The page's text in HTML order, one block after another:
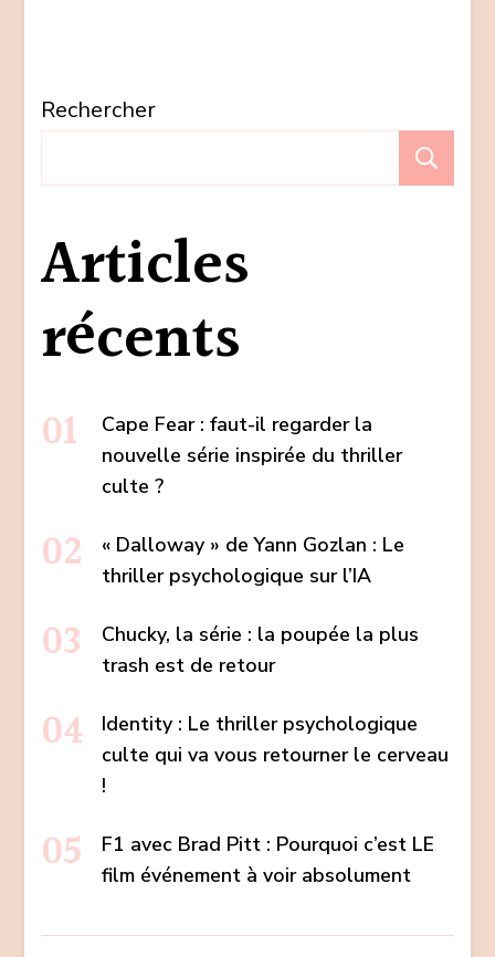
Rechercher
Articles
récents
Cape Fear : faut-il regarder la
nouvelle série inspirée du thriller
culte ?
« Dalloway » de Yann Gozlan : Le
thriller psychologique sur l’IA
Chucky, la série : la poupée la plus
trash est de retour
Identity : Le thriller psychologique
culte qui va vous retourner le cerveau
!
F1 avec Brad Pitt : Pourquoi c’est LE
film événement à voir absolument